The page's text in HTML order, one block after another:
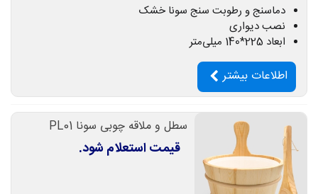
دماسنج و رطوبت سنج سونا خشک
نصب دیواری
ابعاد 225*140 میلی‌متر
اطلاعات بیشتر
سطل و ملاقه چوبی سونا PL01
قیمت استعلام شود.